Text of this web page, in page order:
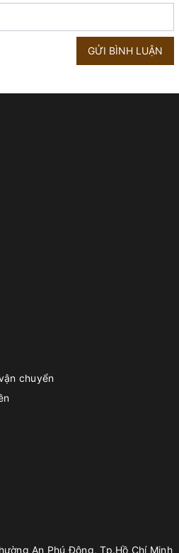
GỬI BÌNH LUẬN
chuyển
An Phú Đông, Tp.Hồ Chí Minh